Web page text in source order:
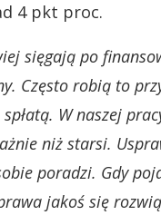
4 pkt proc.
sięgają po
Często robią to
W naszej
niż starsi.
poradzi. Gdy
jakoś się